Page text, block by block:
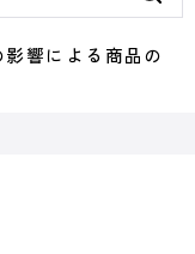
響による商品の